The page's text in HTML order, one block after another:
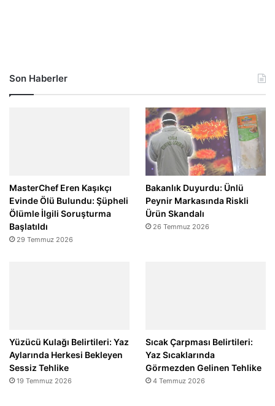
Son Haberler
MasterChef Eren Kaşıkçı
Evinde Ölü Bulundu: Şüpheli
Ölümle İlgili Soruşturma
Başlatıldı
29 Temmuz 2026
Bakanlık Duyurdu: Ünlü
Peynir Markasında Riskli
Ürün Skandalı
26 Temmuz 2026
Yüzücü Kulağı Belirtileri: Yaz
Aylarında Herkesi Bekleyen
Sessiz Tehlike
19 Temmuz 2026
Sıcak Çarpması Belirtileri:
Yaz Sıcaklarında
Görmezden Gelinen Tehlike
4 Temmuz 2026